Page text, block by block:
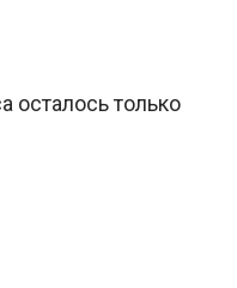
осталось только